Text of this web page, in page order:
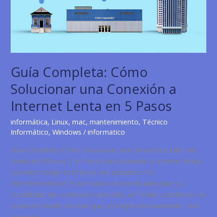
Profesional
Guía Completa: Cómo
Solucionar una Conexión a
Internet Lenta en 5 Pasos
informática, Linux,mac,mantenimiento, Técnico
Informático,Windows /informatico
Guía Completa: Cómo Solucionar una Conexión a Internet
Lenta en 5 Pasos ¿Te frustra una conexión a Internet lenta
que interrumpe tu trabajo, tus estudios o tu
entretenimiento? En un mundo donde la velocidad y la
estabilidad de la red son esenciales, enfrentar problemas de
conexión puede ser más que un simple inconveniente. Una